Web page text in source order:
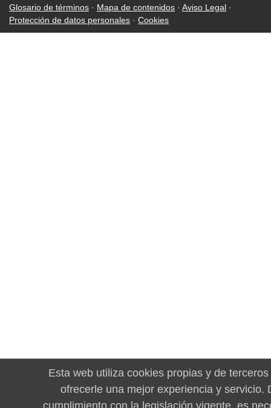
Glosario de términos · Mapa de contenidos · Aviso Legal ·
Protección de datos personales · Cookies
Esta web utiliza cookies propias y de
ofrecerle una mejor experiencia y servicio.
cumplimiento con la legislación vigente, es